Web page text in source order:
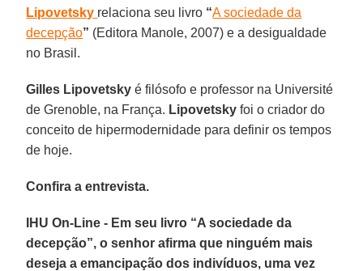
Lipovetsky relaciona seu livro “A sociedade da
decepção” (Editora Manole, 2007) e a desigualdade
no Brasil.
Gilles Lipovetsky é filósofo e professor na Université
de Grenoble, na França. Lipovetsky foi o criador do
conceito de hipermodernidade para definir os tempos
de hoje.
Confira a entrevista.
IHU On-Line - Em seu livro “A sociedade da
decepção”, o senhor afirma que ninguém mais
deseja a emancipação dos indivíduos, uma vez